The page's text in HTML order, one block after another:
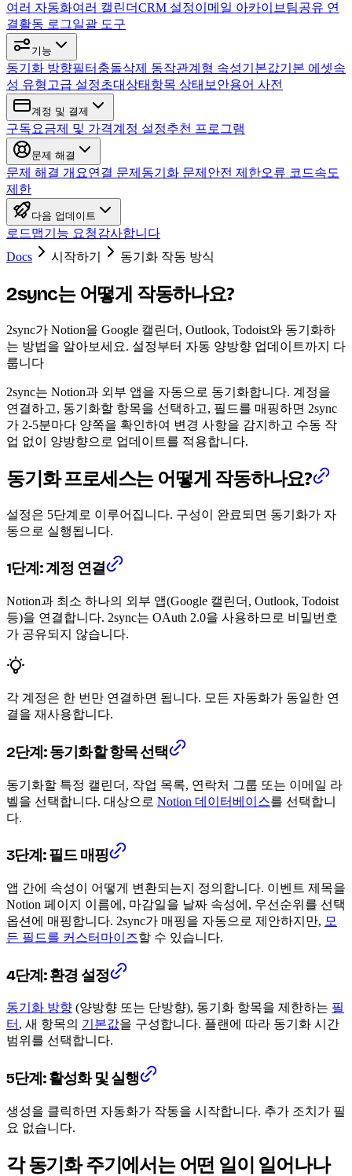
여러 자동화여러 캘린더CRM 설정이메일 아카이브 팀공유 연
결활동 로그일괄 도구
기능
동기화 방향필터 충돌삭제 동작관계형 속성기본값기본 에셋속
성 유형 고급 설정초대상태 항목 상태 보안용어 사전
계정 및 결제
구독요금제 및 가격계정 설정추천 프로그램
문제 해결
문제 해결 개요연결 문제 동기화 문제 안전 제한오류 코드속도
제한
다음 업데이트
로드맵기능 요청감사합니다
Docs
시작하기 동기화 작동 방식
2sync는 어떻게 작동하나요?
2sync가 Notion을 Google 캘린더, Outlook, Todoist와 동기화하
는 방법을 알아보세요. 설정부터 자동 양방향 업데이트까지 다
룹니다
2sync는 Notion과 외부 앱을 자동으로 동기화합니다. 계정을
연결하고, 동기화할 항목을 선택하고, 필드를 매핑하면 2sync
가 2-5분마다 양쪽을 확인하여 변경 사항을 감지하고 수동 작
업 없이 양방향으로 업데이트를 적용합니다.
동기화 프로세스는 어떻게 작동하나요?
설정은 5단계로 이루어집니다. 구성이 완료되면 동기화가 자
동으로 실행됩니다.
1단계: 계정 연결
Notion과 최소 하나의 외부 앱(Google 캘린더, Outlook, Todoist
등)을 연결합니다. 2sync는 OAuth 2.0을 사용하므로 비밀번호
가 공유되지 않습니다.
각 계정은 한 번만 연결하면 됩니다. 모든 자동화가 동일한 연
결을 재사용합니다.
2단계: 동기화할 항목 선택
동기화할 특정 캘린더, 작업 목록, 연락처 그룹 또는 이메일 라
벨을 선택합니다. 대상으로 Notion 데이터베이스를 선택합니
다.
3단계: 필드 매핑
앱 간에 속성이 어떻게 변환되는지 정의합니다. 이벤트 제목을
Notion 페이지 이름에, 마감일을 날짜 속성에, 우선순위를 선택
옵션에 매핑합니다. 2sync가 매핑을 자동으로 제안하지만, 모
든 필드를 커스터마이즈할 수 있습니다.
4단계: 환경 설정
동기화 방향 (양방향 또는 단방향), 동기화 항목을 제한하는 필
터 , 새 항목의 기본값을 구성합니다. 플랜에 따라 동기화 시간
범위를 선택합니다.
5단계: 활성화 및 실행
생성을 클릭하면 자동화가 작동을 시작합니다. 추가 조치가 필
요 없습니다.
각 동기화 주기에서는 어떤 일이 일어나나